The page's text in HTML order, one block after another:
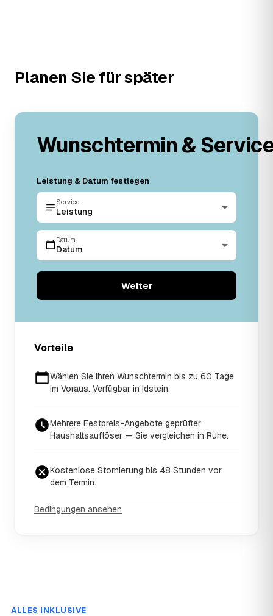
Planen Sie für später
Wunschtermin &
Leistung & Datum festlegen
Service
Leistung
Datum
Datum
Weiter
Vorteile
Wählen Sie Ihren Wunschtermin bis zu 60 Tage
im Voraus. Verfügbar in Idstein.
Mehrere Festpreis-Angebote geprüfter
Haushaltsauflöser — Sie vergleichen in Ruhe.
Kostenlose Stornierung bis 48 Stunden vor
dem Termin.
Bedingungen ansehen
ALLES INKLUSIVE